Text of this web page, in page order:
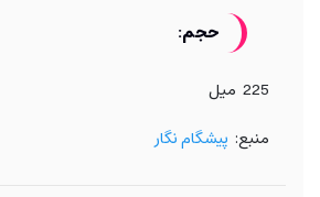
حجم:
225 میل
منبع: پیشگام نگار